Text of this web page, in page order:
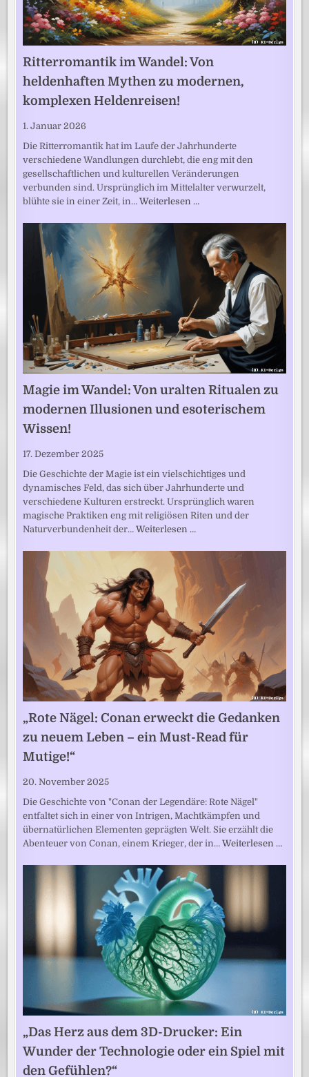
Ritterromantik im Wandel: Von
heldenhaften Mythen zu modernen,
komplexen Heldenreisen!
1. Januar 2026
Die Ritterromantik hat im Laufe der Jahrhunderte
verschiedene Wandlungen durchlebt, die eng mit den
gesellschaftlichen und kulturellen Veränderungen
verbunden sind. Ursprünglich im Mittelalter verwurzelt,
blühte sie in einer Zeit, in…Weiterlesen …
Magie im Wandel: Von uralten Ritualen zu
modernen Illusionen und esoterischem
Wissen!
17. Dezember 2025
Die Geschichte der Magie ist ein vielschichtiges und
dynamisches Feld, das sich über Jahrhunderte und
verschiedene Kulturen erstreckt. Ursprünglich waren
magische Praktiken eng mit religiösen Riten und der
Naturverbundenheit der…Weiterlesen …
„Rote Nägel: Conan erweckt die Gedanken
zu neuem Leben – ein Must-Read für
Mutige!“
20. November 2025
Die Geschichte von "Conan der Legendäre: Rote Nägel"
entfaltet sich in einer von Intrigen, Machtkämpfen und
übernatürlichen Elementen geprägten Welt. Sie erzählt die
Abenteuer von Conan, einem Krieger, der in…Weiterlesen …
„Das Herz aus dem 3D-Drucker: Ein
Wunder der Technologie oder ein Spiel mit
den Gefühlen?“